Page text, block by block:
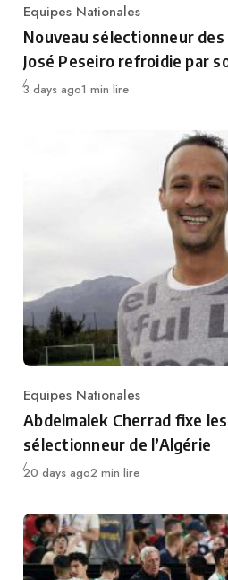
Category
Equipes Nationales
Nouveau sélectionneur
José Peseiro refroidie par
Publié
3 days ago1 min lire
Category
Equipes Nationales
Abdelmalek Cherrad fixe
sélectionneur de l’Algérie
Publié
20 days ago2 min lire